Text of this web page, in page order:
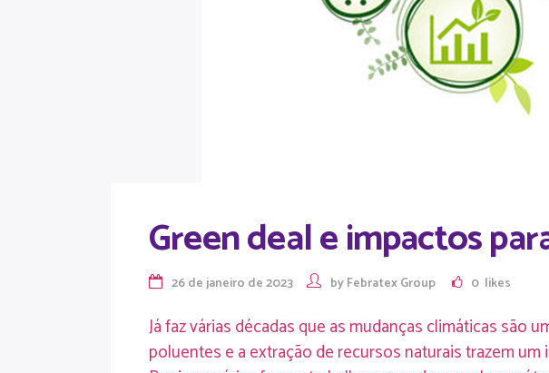
Green deal e impactos
26 de janeiro de 2023 byFebratex Group 0 likes
Já faz várias décadas que as mudanças climáticas são
poluentes e a extração de recursos naturais trazem